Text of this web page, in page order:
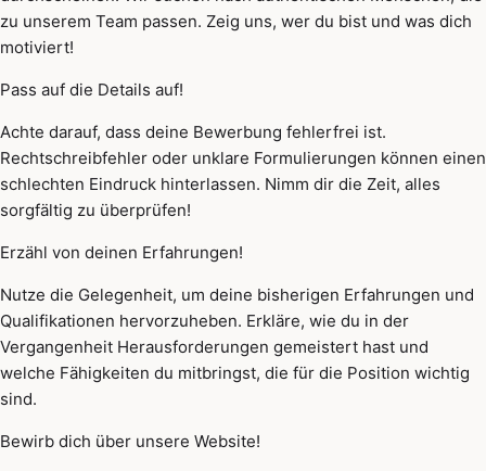
zu unserem Team passen. Zeig uns, wer du bist und was dich
motiviert!
Pass auf die Details auf!
Achte darauf, dass deine Bewerbung fehlerfrei ist.
Rechtschreibfehler oder unklare Formulierungen können einen
schlechten Eindruck hinterlassen. Nimm dir die Zeit, alles
sorgfältig zu überprüfen!
Erzähl von deinen Erfahrungen!
Nutze die Gelegenheit, um deine bisherigen Erfahrungen und
Qualifikationen hervorzuheben. Erkläre, wie du in der
Vergangenheit Herausforderungen gemeistert hast und
welche Fähigkeiten du mitbringst, die für die Position wichtig
sind.
Bewirb dich über unsere Website!